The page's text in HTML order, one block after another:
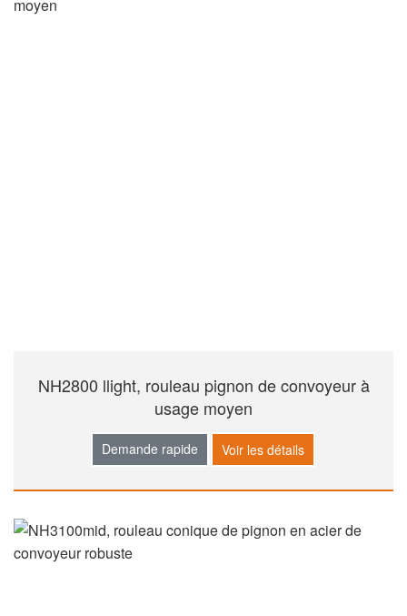
NH2800 llight, rouleau pignon de convoyeur à
usage moyen
Demande rapide Voir les détails